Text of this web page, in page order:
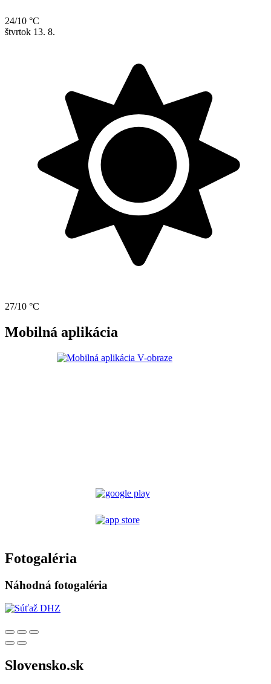
24/10 °C
štvrtok 13. 8.
27/10 °C
Mobilná aplikácia
Fotogaléria
Náhodná fotogaléria
Slovensko.sk